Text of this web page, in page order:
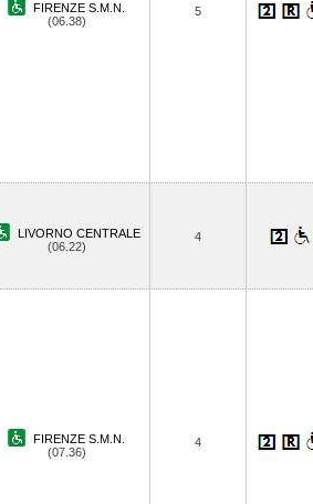
FIRENZE S.M.N.
(06.38)
5
LIVORNO CENTRALE
(06.22)
4
FIRENZE S.M.N.
(07.36)
4